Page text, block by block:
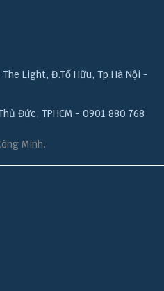
Light, Đ.Tố Hữu, Tp.Hà Nội -
Đức, TPHCM - 0901 880 768
Minh.